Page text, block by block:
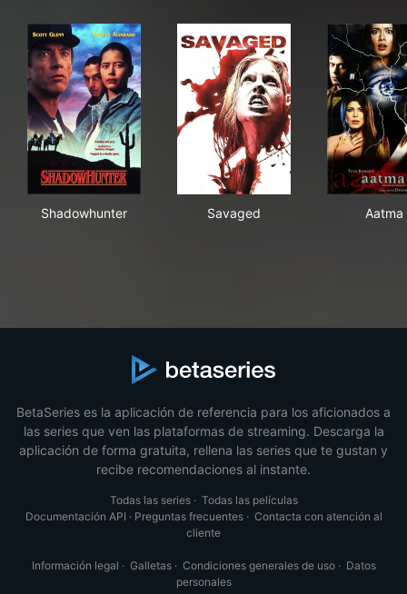
Shadowhunter Savaged Aatma
BetaSeries es la aplicación de referencia para los aficionados a
las series que ven las plataformas de streaming. Descarga la
aplicación de forma gratuita, rellena las series que te gustan y
recibe recomendaciones al instante.
Todas las series· Todas las películas
Documentación API · Preguntas frecuentes· Contacta con atención al
cliente
Información legal · Galletas· Condiciones generales de uso· Datos
personales